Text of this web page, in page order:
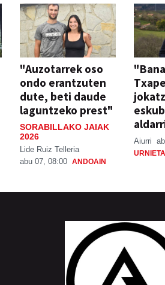
"Auzotarrek oso
ondo erantzuten
dute, beti daude
laguntzeko prest"
SORABILLAKO JAIAK
2026
Lide Ruiz Telleria
abu 07, 08:00 ANDOAIN
Aiurri
URNIETA